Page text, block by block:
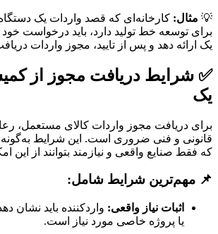
💡 مثال:
برای توسعه خط تولید دارد، باید درخواست
یک ارائه دهد و پس از تایید، مجوز واردات
✅ شرایط دریافت مجوز از
یک
برای دریافت مجوز واردات کالای مستعمل،
قانونی و فنی ضروری است. این شرایط
که فقط صنایع واقعی و نیازمند بتوانند از این
📌 مهم‌ترین شرایط شامل:
اثبات نیاز واقعی: واردکننده باید نشان
یا پروژه خاصی مورد نیاز است.